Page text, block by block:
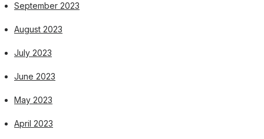
September 2023
August 2023
July 2023
June 2023
May 2023
April 2023